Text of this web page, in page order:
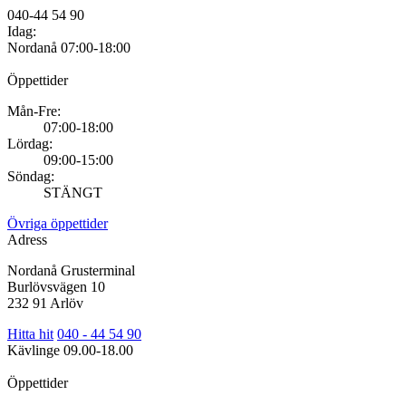
040-44 54 90
Idag:
Nordanå 07:00-18:00
Öppettider
Mån-Fre:
07:00-18:00
Lördag:
09:00-15:00
Söndag:
STÄNGT
Övriga öppettider
Adress
Nordanå Grusterminal
Burlövsvägen 10
232 91 Arlöv
Hitta hit 040 - 44 54 90
Kävlinge 09.00-18.00
Öppettider